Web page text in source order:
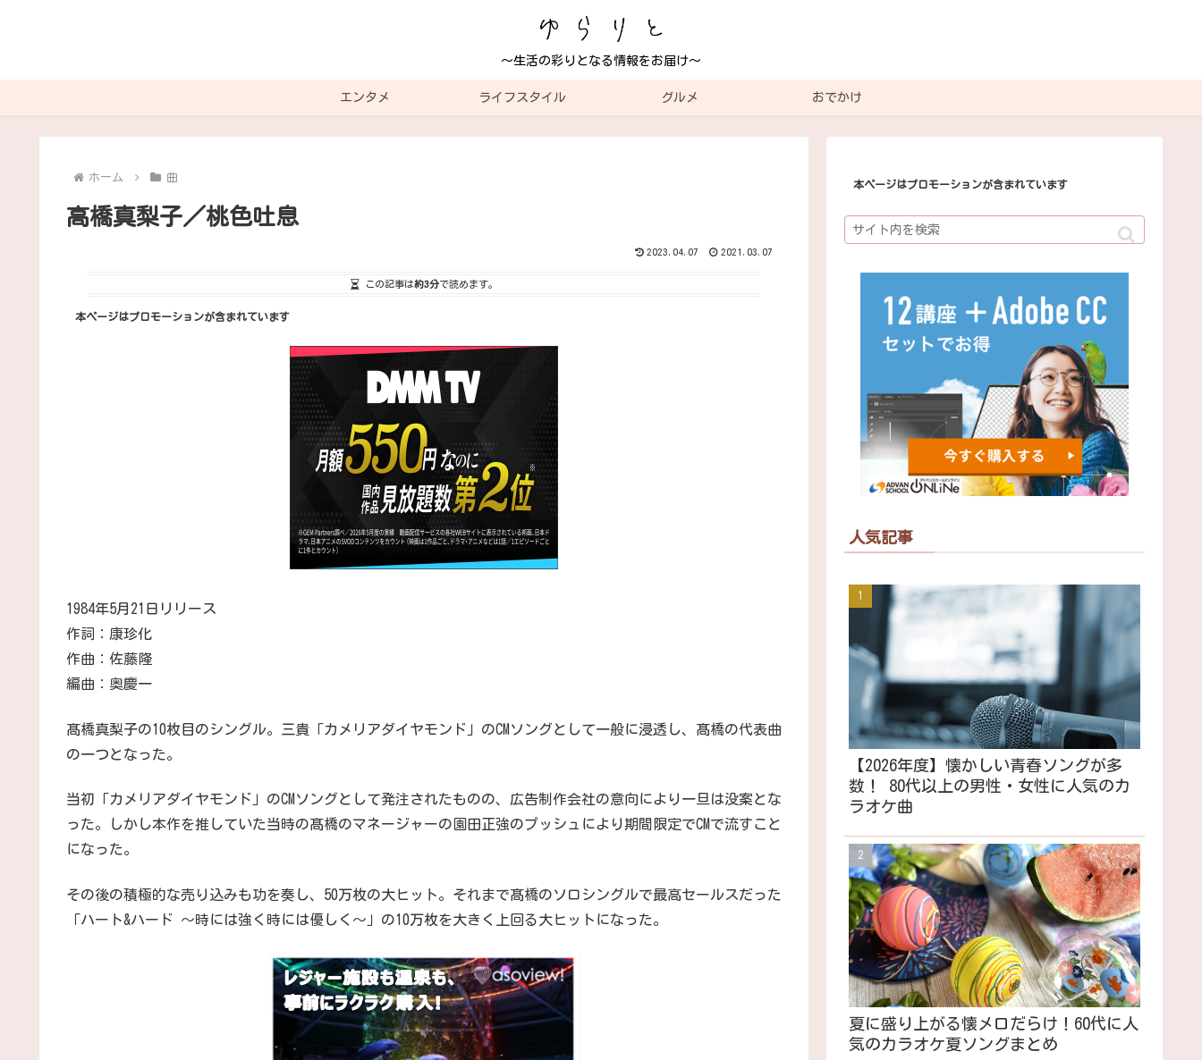
～生活の彩りとなる情報をお届け～
エンタメ ライフスタイル グルメ おでかけ
ホーム 曲
高橋真梨子／桃色吐息
2023.04.07 2021.03.07
この記事は約3分で読めます。
本ページはプロモーションが含まれています
1984年5月21日リリース
作詞：康珍化
作曲：佐藤隆
編曲：奥慶一
髙橋真梨子の10枚目のシングル。三貴「カメリアダイヤモンド」のCMソングとして一般に浸透し、髙橋の代表曲
の一つとなった。
当初「カメリアダイヤモンド」のCMソングとして発注されたものの、広告制作会社の意向により一旦は没案とな
った。しかし本作を推していた当時の髙橋のマネージャーの園田正強のプッシュにより期間限定でCMで流すこと
になった。
その後の積極的な売り込みも功を奏し、50万枚の大ヒット。それまで髙橋のソロシングルで最高セールスだった
「ハート&ハード 〜時には強く時には優しく〜」の10万枚を大きく上回る大ヒットになった。
本ページはプロモーションが含まれています
人気記事
【2026年度】懐かしい青春ソングが多
数！ 80代以上の男性・女性に人気のカ
ラオケ曲
夏に盛り上がる懐メロだらけ！60代に人
気のカラオケ夏ソングまとめ